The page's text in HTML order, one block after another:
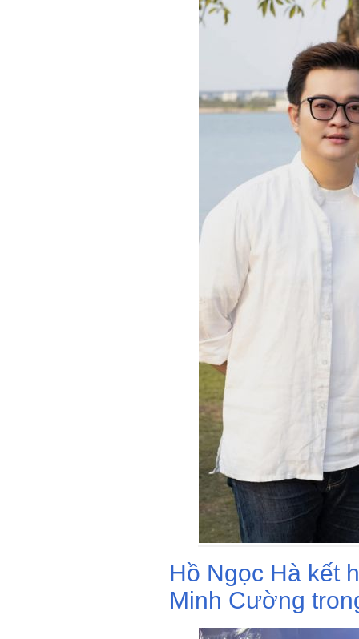
Hồ Ngọc Hà kết
Minh Cường